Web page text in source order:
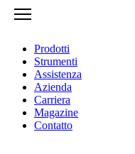
Prodotti
Strumenti
Assistenza
Azienda
Carriera
Magazine
Contatto